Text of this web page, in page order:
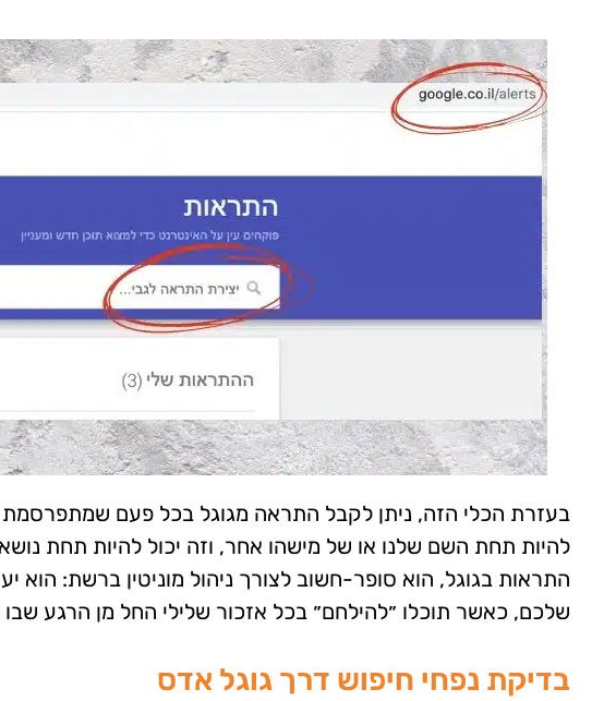
בעזרת הכלי הזה, ניתן לקבל התראה מגוגל בכל פעם שמתפרסמת
להיות תחת השם שלנו או של מישהו אחר, וזה יכול להיות תחת
התראות בגוגל, הוא סופר-חשוב לצורך ניהול מוניטין ברשת: הוא
שלכם, כאשר תוכלו ״להילחם״ בכל אזכור שלילי החל מן הרגע
בדיקת נפחי חיפוש דרך גוגל אדס